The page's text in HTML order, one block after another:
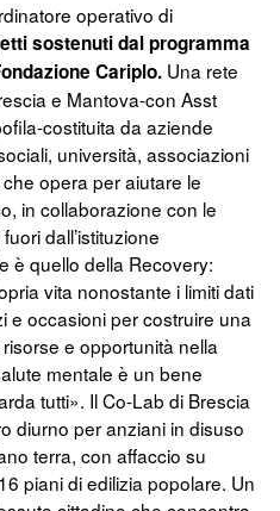
operativo di
sostenuti dal programma
Cariplo. Una rete
e Mantova-con Asst
costituita da aziende
università, associazioni
opera per aiutare le
in collaborazione con le
dall’istituzione
è quello della Recovery:
vita nonostante i limiti dati
e occasioni per costruire una
e opportunità nella
mentale è un bene
tutti». Il Co-Lab di Brescia
diurno per anziani in disuso
terra, con affaccio su
piani di edilizia popolare. Un